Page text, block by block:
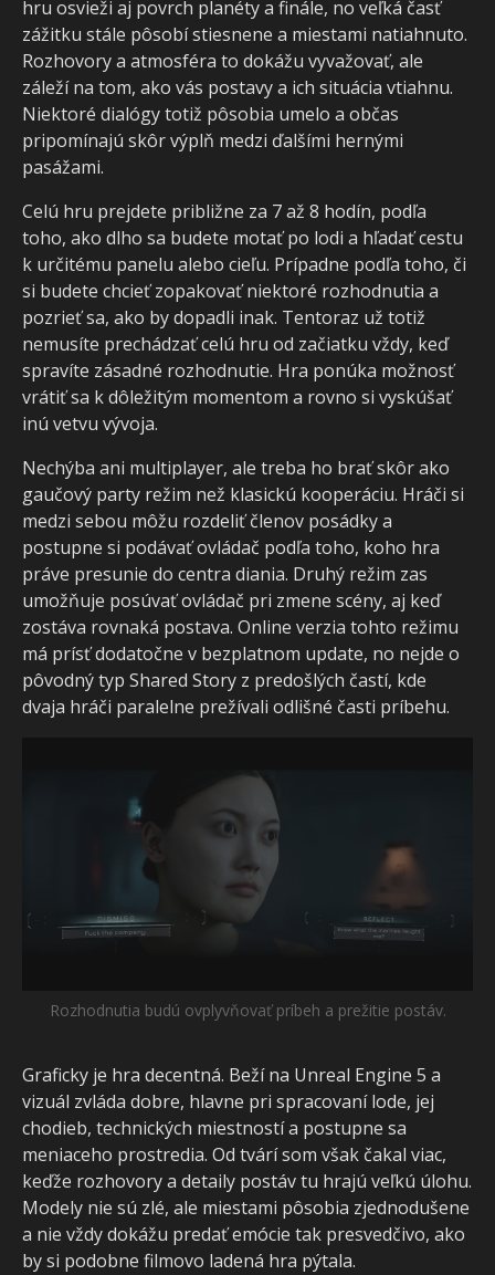
hru osvieži aj povrch planéty a finále, no veľká časť
zážitku stále pôsobí stiesnene a miestami natiahnuto.
Rozhovory a atmosféra to dokážu vyvažovať, ale
záleží na tom, ako vás postavy a ich situácia vtiahnu.
Niektoré dialógy totiž pôsobia umelo a občas
pripomínajú skôr výplň medzi ďalšími hernými
pasážami.
Celú hru prejdete približne za 7 až 8 hodín, podľa
toho, ako dlho sa budete motať po lodi a hľadať cestu
k určitému panelu alebo cieľu. Prípadne podľa toho, či
si budete chcieť zopakovať niektoré rozhodnutia a
pozrieť sa, ako by dopadli inak. Tentoraz už totiž
nemusíte prechádzať celú hru od začiatku vždy, keď
spravíte zásadné rozhodnutie. Hra ponúka možnosť
vrátiť sa k dôležitým momentom a rovno si vyskúšať
inú vetvu vývoja.
Nechýba ani multiplayer, ale treba ho brať skôr ako
gaučový party režim než klasickú kooperáciu. Hráči si
medzi sebou môžu rozdeliť členov posádky a
postupne si podávať ovládač podľa toho, koho hra
práve presunie do centra diania. Druhý režim zas
umožňuje posúvať ovládač pri zmene scény, aj keď
zostáva rovnaká postava. Online verzia tohto režimu
má prísť dodatočne v bezplatnom update, no nejde o
pôvodný typ Shared Story z predošlých častí, kde
dvaja hráči paralelne prežívali odlišné časti príbehu.
Rozhodnutia budú ovplyvňovať príbeh a prežitie postáv.
Graficky je hra decentná. Beží na Unreal Engine 5 a
vizuál zvláda dobre, hlavne pri spracovaní lode, jej
chodieb, technických miestností a postupne sa
meniaceho prostredia. Od tvárí som však čakal viac,
keďže rozhovory a detaily postáv tu hrajú veľkú úlohu.
Modely nie sú zlé, ale miestami pôsobia zjednodušene
a nie vždy dokážu predať emócie tak presvedčivo, ako
by si podobne filmovo ladená hra pýtala.